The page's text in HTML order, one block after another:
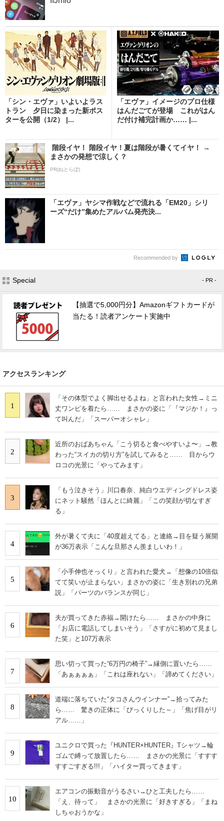
「シン・エヴァ」いよいよラス
トラン 夕日に染まった新ポス
ターを公開（1/2） |...
「エヴァ」イメージのプロ仕様
はんだごてが登場 これがはん
だ付け補完計画か…… |...
階段イヤ！ 階段イヤ！夏は階段が暑くてイヤ！ →
まさかの発想で涼しく？
PR(ねとらぼ)
「エヴァ」ヤシマ作戦などで流れる「EM20」シリ
ーズ“だけ”集めたアルバム発売決...
Recommended by
Special - PR -
【抽選で5,000円分】Amazonギフトカードが
当たる！読者アンケート実施中
アクセスランキング
1
「その体型でよく脚出せるよね」と言われた女性→ミニ
丈ワンピを着たら…… まさかの姿に「『マジか！』っ
て叫んだ」「スーパーオシャレ」
2
近所のおばあちゃん「こう切ると食べやすいよ〜」→教
わった“スイカの切り方”を試してみると…… 目からウ
ロコの光景に「やってみます」
3
「もう泣きそう」川口春奈、純白ウエディングドレス姿
にネット騒然「ほんとに綺麗」「この笑顔が切なすぎ
る」
4
外が暑くて夫に「40度超えてる」と連絡→目を疑う展開
が36万表示「こんな旦那さん羨ましいわ！」
5
「小手伸也そっくり」と言われた愛犬→「想像の10倍似
てて笑いが止まらない」まさかの姿に「生き別れの兄弟
説」「パーツのバランスが同じ」
6
夫が買ってきた赤福→開けたら…… まさかの中身に
「お店に電話してしまいそう」「さすがに初めて見まし
た笑」と107万表示
7
思い切って買った“6万円の椅子”→縁側に置いたら……
「あぁぁぁぁ」「これは座れない」「諦めてください」
8
道端に落ちていた“タコさんウインナー”→拾ってみた
ら…… 驚きの正体に「びっくりした～」「焦げ目がリ
アル……」
9
ユニクロで買った『HUNTER×HUNTER』Tシャツ→輪
ゴムで縛って放置したら…… まさかの光景に「すすす
すすごすぎる!!!」「ハイター買ってきます」
10
エアコンの振動音がうるさい→ひと工夫したら……
「え、待って」 まさかの光景に「好きすぎる」「まね
しちゃおうかな」